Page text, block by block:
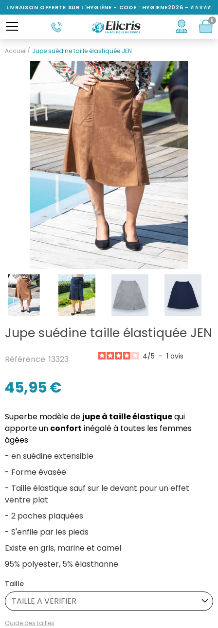
Accueil Jupe suédine taille élastiquée JEN
Jupe suédine taille élastiquée JEN
Référence: 13323 4/5 - 1 avis
45,95 €
Superbe modèle de jupe à taille élastiquequi
apporte un confort inégalé à toutes les femmes
âgées
- en suédine extensible
- Forme évasée
- Taille élastique sauf sur le devant pour un effet
ventre plat
- 2 poches plaquées
- S'enfile par les pieds
Existe en gris, marine et camel
95% polyester, 5% élasthanne
Taille
TAILLE A VERIFIER
Guide des tailles
LIVRAISON OFFERTE SUR L'HYGIÈNE - CODE : HYGIENE2026 - ⭐⭐⭐⭐⭐
NOTÉ 4,6/5
0